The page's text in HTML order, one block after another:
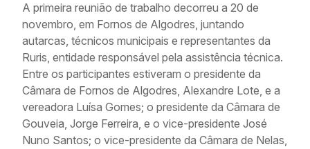
A primeira reunião de trabalho decorreu a 20 de
novembro, em Fornos de Algodres, juntando
autarcas, técnicos municipais e representantes da
Ruris, entidade responsável pela assistência técnica.
Entre os participantes estiveram o presidente da
Câmara de Fornos de Algodres, Alexandre Lote, e a
vereadora Luísa Gomes; o presidente da Câmara de
Gouveia, Jorge Ferreira, e o vice-presidente José
Nuno Santos; o vice-presidente da Câmara de Nelas,